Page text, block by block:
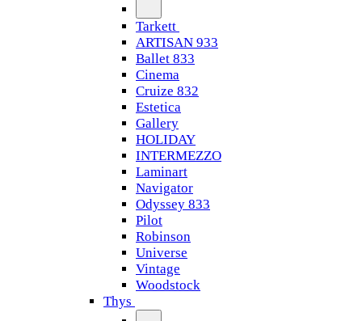
Tarkett
ARTISAN 933
Ballet 833
Cinema
Cruize 832
Estetica
Gallery
HOLIDAY
INTERMEZZO
Laminart
Navigator
Odyssey 833
Pilot
Robinson
Universe
Vintage
Woodstock
Thys